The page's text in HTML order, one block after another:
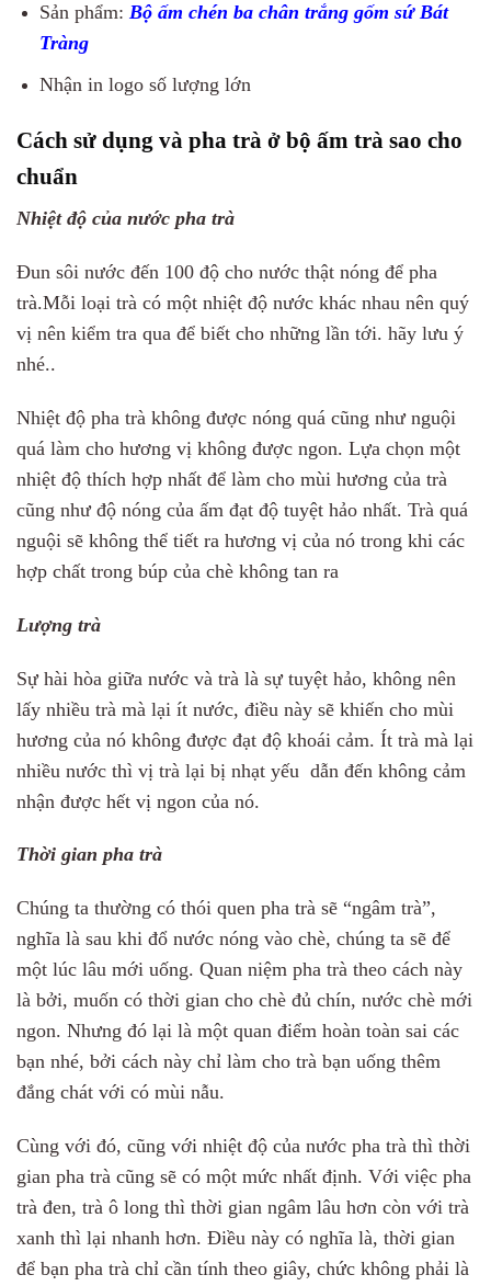
Sản phẩm: Bộ ấm chén ba chân trắng gốm sứ Bát
Tràng
Nhận in logo số lượng lớn
Cách sử dụng và pha trà ở bộ ấm trà sao cho
chuẩn
Nhiệt độ của nước pha trà
Đun sôi nước đến 100 độ cho nước thật nóng để pha
trà.Mỗi loại trà có một nhiệt độ nước khác nhau nên quý
vị nên kiểm tra qua để biết cho những lần tới. hãy lưu ý
nhé..
Nhiệt độ pha trà không được nóng quá cũng như nguội
quá làm cho hương vị không được ngon. Lựa chọn một
nhiệt độ thích hợp nhất để làm cho mùi hương của trà
cũng như độ nóng của ấm đạt độ tuyệt hảo nhất. Trà quá
nguội sẽ không thể tiết ra hương vị của nó trong khi các
hợp chất trong búp của chè không tan ra
Lượng trà
Sự hài hòa giữa nước và trà là sự tuyệt hảo, không nên
lấy nhiều trà mà lại ít nước, điều này sẽ khiến cho mùi
hương của nó không được đạt độ khoái cảm. Ít trà mà lại
nhiều nước thì vị trà lại bị nhạt yếu dẫn đến không cảm
nhận được hết vị ngon của nó.
Thời gian pha trà
Chúng ta thường có thói quen pha trà sẽ “ngâm trà”,
nghĩa là sau khi đổ nước nóng vào chè, chúng ta sẽ để
một lúc lâu mới uống. Quan niệm pha trà theo cách này
là bởi, muốn có thời gian cho chè đủ chín, nước chè mới
ngon. Nhưng đó lại là một quan điểm hoàn toàn sai các
bạn nhé, bởi cách này chỉ làm cho trà bạn uống thêm
đắng chát với có mùi nẫu.
Cùng với đó, cũng với nhiệt độ của nước pha trà thì thời
gian pha trà cũng sẽ có một mức nhất định. Với việc pha
trà đen, trà ô long thì thời gian ngâm lâu hơn còn với trà
xanh thì lại nhanh hơn. Điều này có nghĩa là, thời gian
để bạn pha trà chỉ cần tính theo giây, chức không phải là